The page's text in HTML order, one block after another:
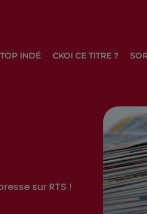
TOP INDÉ CKOI CE TITRE ?
sur RTS !